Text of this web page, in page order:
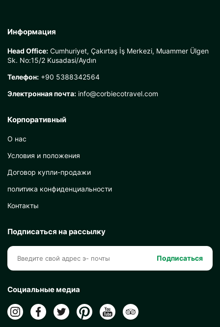
Информация
Head Office: Cumhuriyet, Çakırtaş İş Merkezi, Muammer Ülgen
Sk. No:15/2 Kusadasi/Aydın
Телефон: +90 5388342564
Электронная почта: info@corbiecotravel.com
Корпоративный
О нас
Условия и положения
Договор купли-продажи
политика конфиденциальности
Контакты
Подписаться на рассылку
Подписаться
Социальные медиа